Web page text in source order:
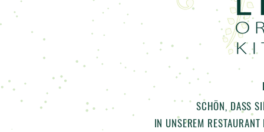
SCHÖN, DASS
IN UNSEREM